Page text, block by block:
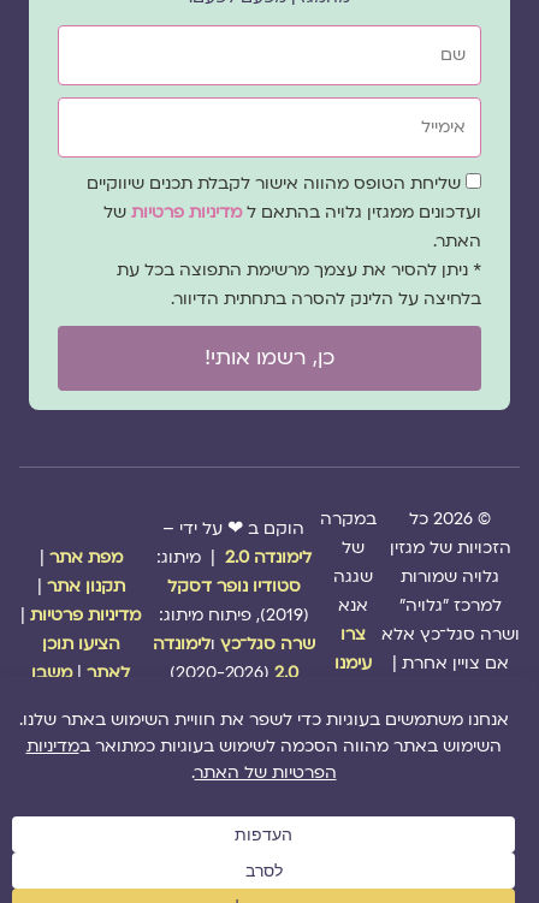
שם
אימייל
שדה
הסכמה
שליחת הטופס מהווה אישור לקבלת תכנים שיווקיים
ועדכונים ממגזין גלויה בהתאם ל מדיניות פרטיותשל
האתר.
* ניתן להסיר את עצמך מרשימת התפוצה בכל עת
בלחיצה על הלינק להסרה בתחתית הדיוור.
כן, רשמו אותי!
© 2026 כל
הזכויות של מגזין
גלויה שמורות
למרכז "גלויה"
ושרה סגל־כץ אלא
אם צויין אחרת |
במקרה
של
שגגה
אנא
צרו
עימנו
הוקם ב ❤ על ידי –
לימונדה 2.0
| מיתוג:
סטודיו נופר דסקל
שרה סגל־כץולימונדה
2.0
(2020-2026)
מפת אתר|
תקנון אתר|
מדיניות פרטיות|
הציעו תוכן
לאתר| משבו